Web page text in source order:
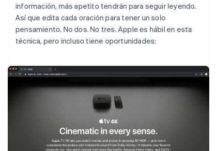
información, más apetito tendrán para seguir leyendo.
Así que edita cada oración para tener un solo
pensamiento. No dos. No tres. Apple es hábil en esta
técnica, pero incluso tiene oportunidades: